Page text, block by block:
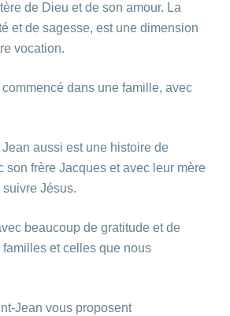
de Dieu et de son amour. La
et de sagesse, est une dimension
vocation.
dans une famille, avec
Jean aussi est une histoire de
son frère Jacques et avec leur mère
suivre Jésus.
beaucoup de gratitude et de
et celles que nous
Jean vous proposent